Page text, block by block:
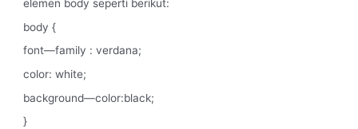
elemen body seperti berikut:
body {
font—family : verdana;
color: white;
background—color:black;
}